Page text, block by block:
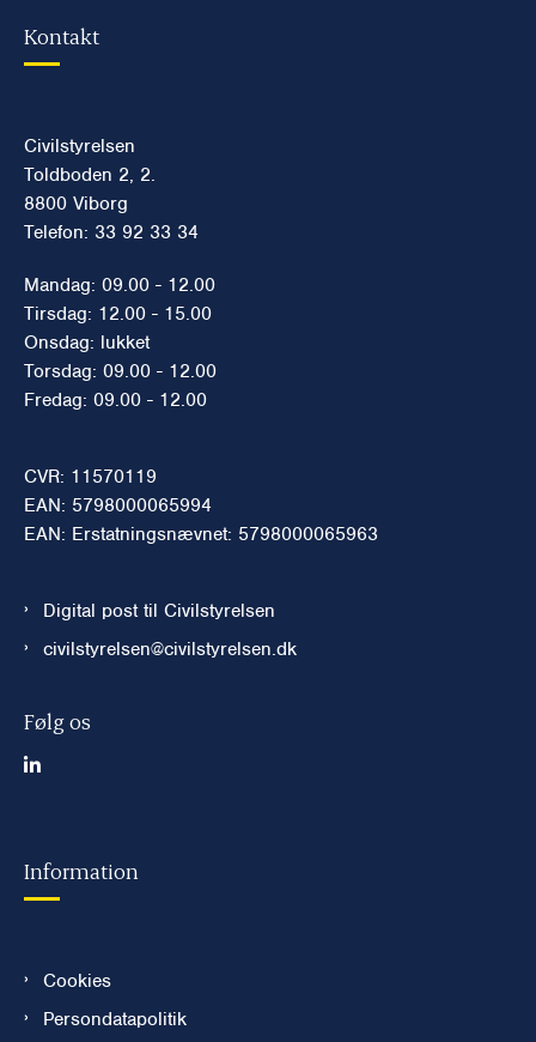
Kontakt
Civilstyrelsen
Toldboden 2, 2.
8800 Viborg
Telefon: 33 92 33 34
Mandag: 09.00 - 12.00
Tirsdag: 12.00 - 15.00
Onsdag: lukket
Torsdag: 09.00 - 12.00
Fredag: 09.00 - 12.00
CVR: 11570119
EAN: 5798000065994
EAN: Erstatningsnævnet: 5798000065963
Digital post til Civilstyrelsen
civilstyrelsen@civilstyrelsen.dk
Følg os
Information
Cookies
Persondatapolitik